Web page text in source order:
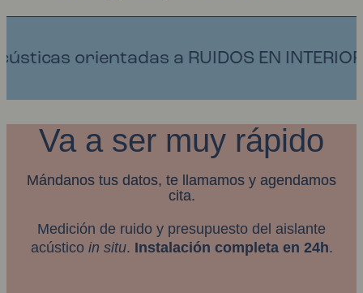
a RUIDOS EN INTERIORES Y ECO.
Va a ser muy rápido
Mándanos tus datos, te llamamos y agendamos
cita.
Medición de ruido y presupuesto del aislante
acústico in situ. Instalación completa en 24h.